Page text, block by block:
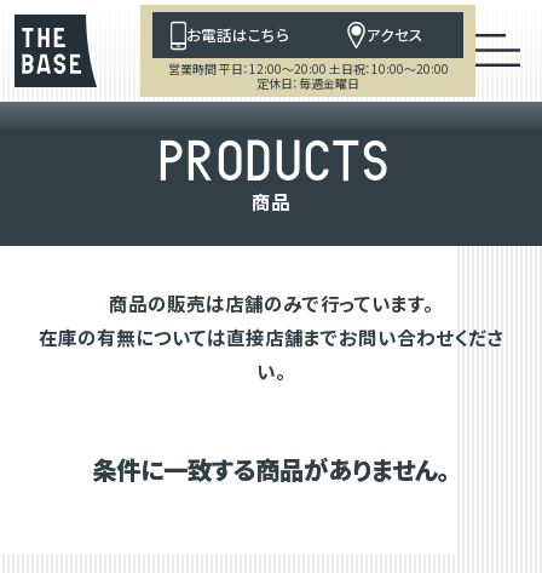
お電話はこちら アクセス
営業時間 平日：12:00～20:00 土日祝：10:00～20:00
定休日：毎週金曜日
PRODUCTS
商品
商品の販売は店舗のみで行っています。
在庫の有無については直接店舗までお問い合わせくださ
い。
条件に一致する商品がありません。